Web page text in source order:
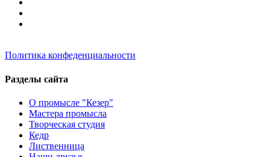
Политика конфеденциальности
Разделы сайта
О промысле "Кезер"
Мастера промысла
Творческая студия
Кедр
Лиственница